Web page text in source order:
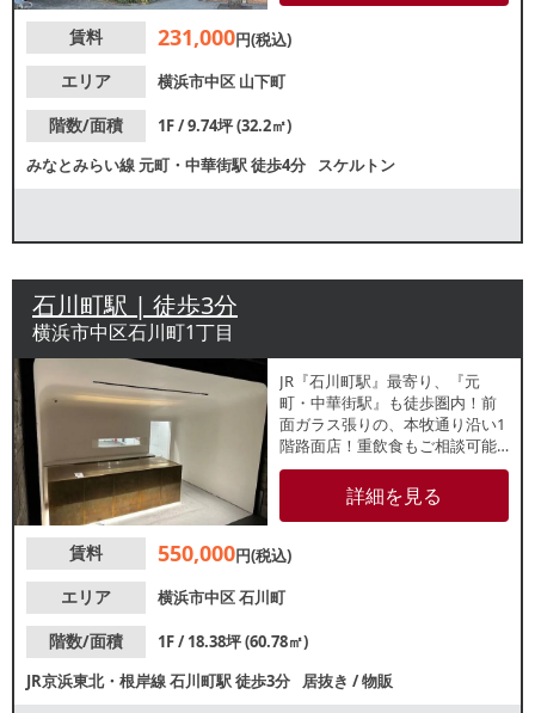
賃料
231,000円(税込)
エリア
横浜市中区 山下町
階数/面積
1F / 9.74坪 (32.2㎡)
みなとみらい線元町・中華街駅徒歩4分 スケルトン
石川町駅 | 徒歩3分
横浜市中区石川町1丁目
JR『石川町駅』最寄り、『元
町・中華街駅』も徒歩圏内！前
面ガラス張りの、本牧通り沿い1
階路面店！重飲食もご相談可能
な貸店舗のご案内です。看板の
視認性高く目立ちます。以前は
物販店が営業していました。各
い。
詳細を見る
賃料 550,000円(税込)
エリア
横浜市中区石川町
階数/面積
1F / 18.38坪 (60.78㎡)
JR京浜東北・根岸線石川町駅徒歩3分 居抜き /物販